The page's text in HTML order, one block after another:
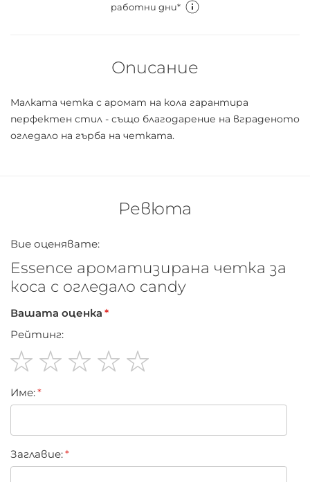
работни дни*
Описание
Малката четка с аромат на кола гарантира
перфектен стил - също благодарение на вграденото
огледало на гърба на четката.
Ревюта
Вие оценявате:
Essence ароматизирана четка за
коса с огледало candy
Вашата оценка
Рейтинг:
star
stars
stars
stars
stars
Име:
Заглавиe: